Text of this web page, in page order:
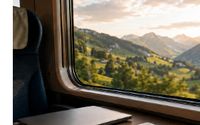
Avvisi e Notizie
Pratiche Sismiche
2520 | marzo 25, 2021 |